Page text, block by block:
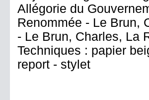
Allégorie du
Renommée - Le Brun,
- Le Brun, Charles, La
Techniques : papier
report - stylet